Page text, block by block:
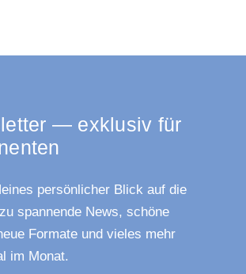
— exklu­siv für
per­sön­li­cher Blick auf die
span­nen­de News, schö­ne
For­ma­te und vie­les mehr
im Monat.